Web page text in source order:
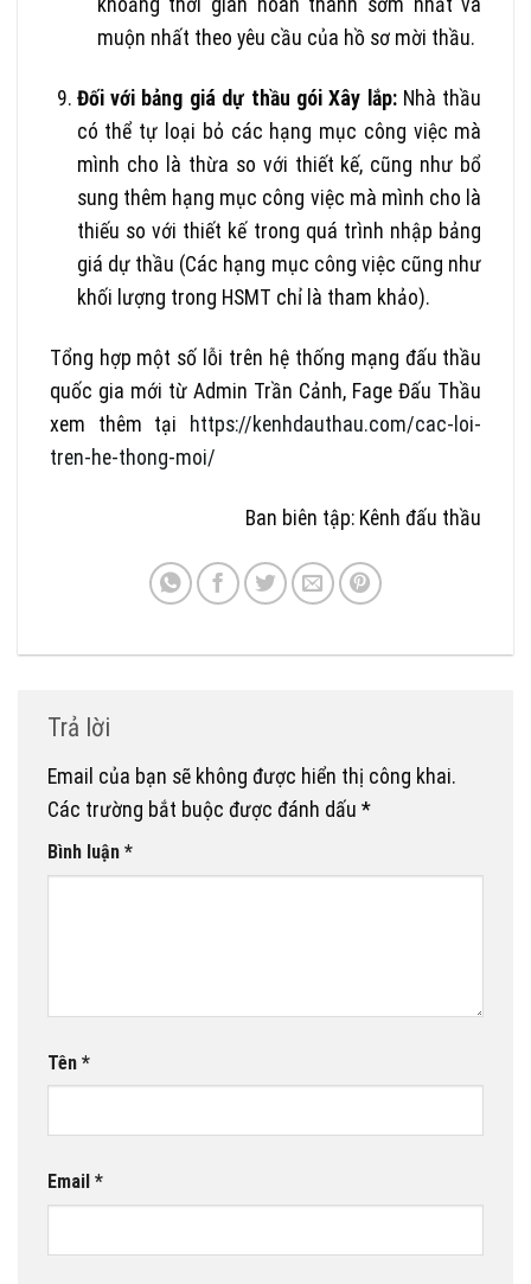
muộn nhất theo yêu cầu của hồ sơ mời thầu.
Đối với bảng giá dự thầu gói Xây lắp: Nhà thầu
có thể tự loại bỏ các hạng mục công việc mà
mình cho là thừa so với thiết kế, cũng như bổ
sung thêm hạng mục công việc mà mình cho là
thiếu so với thiết kế trong quá trình nhập bảng
giá dự thầu (Các hạng mục công việc cũng như
khối lượng trong HSMT chỉ là tham khảo).
Tổng hợp một số lỗi trên hệ thống mạng đấu thầu
quốc gia mới từ Admin Trần Cảnh, Fage Đấu Thầu
xem thêm tại https://kenhdauthau.com/cac-loi-
tren-he-thong-moi/
Ban biên tập: Kênh đấu thầu
Trả lời
Email của bạn sẽ không được hiển thị công khai.
Các trường bắt buộc được đánh dấu *
Bình luận *
Tên *
Email *